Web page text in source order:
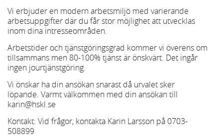
Vi erbjuder en modern arbetsmiljö med varierande
arbetsuppgifter där du får stor möjlighet att utvecklas
inom dina intresseområden.
Arbetstider och tjänstgöringsgrad kommer vi överens om
tillsammans men 80-100% tjänst är önskvärt. Det ingår
ingen jourtjänstgöring.
Vi önskar ha din ansökan snarast då urvalet sker
löpande. Varmt välkommen med din ansökan till
karin@hskl.se
Kontakt: Vid frågor, kontakta Karin Larsson på 0703-
508899